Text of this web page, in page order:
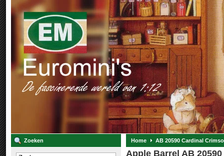
Zoeken Home AB 20590 Cardinal
Apple Barrel AB